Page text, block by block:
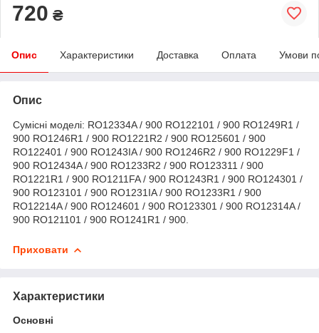
720 ₴
Опис Характеристики Доставка Оплата Умови
Опис
Сумісні моделі: RO12334A / 900 RO122101 / 900 RO1249R1 /
900 RO1246R1 / 900 RO1221R2 / 900 RO125601 / 900
RO122401 / 900 RO1243IA / 900 RO1246R2 / 900 RO1229F1 /
900 RO12434A / 900 RO1233R2 / 900 RO123311 / 900
RO1221R1 / 900 RO1211FA / 900 RO1243R1 / 900 RO124301 /
900 RO123101 / 900 RO1231IA / 900 RO1233R1 / 900
RO12214A / 900 RO124601 / 900 RO123301 / 900 RO12314A /
900 RO121101 / 900 RO1241R1 / 900.
Приховати
Характеристики
Основні